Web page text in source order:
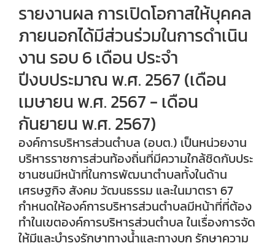
รายงานผล การเปิดโอกาสให้บุคคล
ภายนอกได้มีส่วนร่วมในการดำเนิน
งาน รอบ 6 เดือน ประจำ
ปีงบประมาณ พ.ศ. 2567 (เดือน
เมษายน พ.ศ. 2567 - เดือน
กันยายน พ.ศ. 2567)
องค์การบริหารส่วนตำบล (อบต.) เป็นหน่วยงาน
บริหารราชการส่วนท้องถิ่นที่มีความใกล้ชิดกับประ
ชานชนมีหน้าที่ในการพัฒนาตำบลทั้งในด้าน
เศรษฐกิจ สังคม วัฒนธรรม และในมาตรา 67
กำหนดให้องค์การบริหารส่วนตำบลมีหน้าที่ที่ต้อง
ทำในเขตองค์การบริหารส่วนตำบล ในเรื่องการจัด
ให้มีและบำรุงรักษาทางน้ำและทางบก รักษาความ